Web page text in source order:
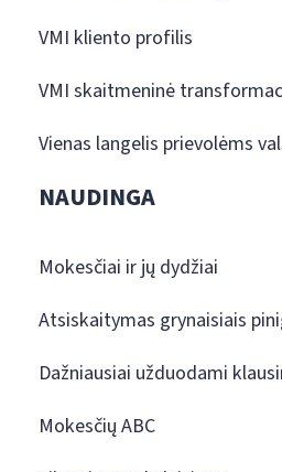
VMI kliento profilis
VMI skaitmeninė
Vienas langelis prievolėms
NAUDINGA
Mokesčiai ir jų dydžiai
Atsiskaitymas grynaisiais
Dažniausiai užduodami
Mokesčių ABC